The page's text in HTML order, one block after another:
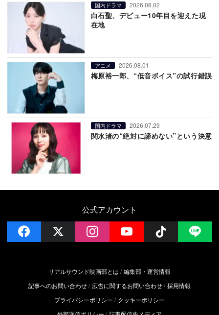
国内ドラマ 2026.08.02
白石聖、デビュー10年目を迎えた現
在地
アニメ 2026.08.01
梅原裕一郎、“低音ボイス”の試行錯誤
国内ドラマ 2026.07.29
関水渚の“絶対に諦めない”という決意
公式アカウント
facebook instagramYouTube Follow
リアルサウンド映画部とは
編集部・運営情報
記事へのお問い合わせ
広告に関するお問い合わせ 採用情報
プライバシーポリシー
クッキーポリシー